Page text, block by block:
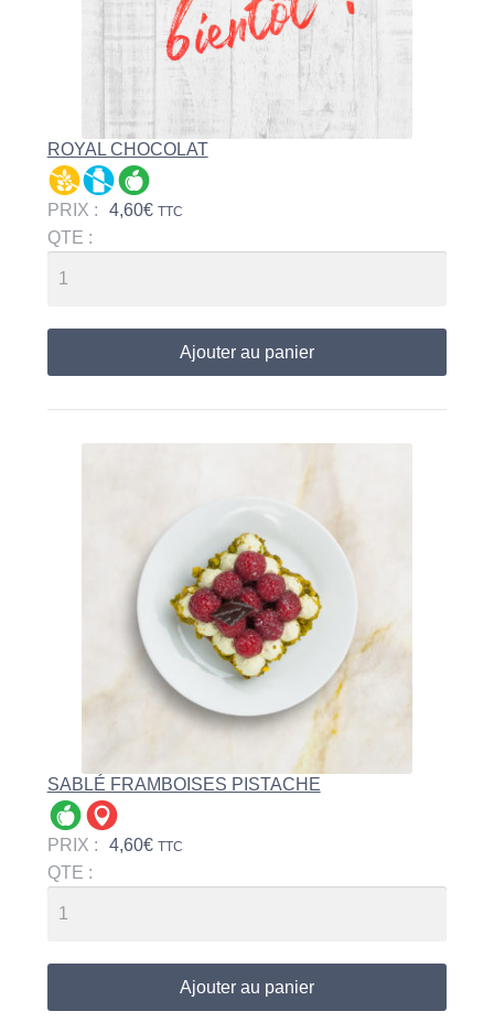
ROYAL CHOCOLAT
PRIX : 4,60€ TTC
QTE :
Ajouter au panier
SABLÉ FRAMBOISES PISTACHE
PRIX : 4,60€ TTC
QTE :
Ajouter au panier